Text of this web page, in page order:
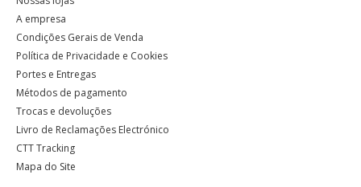
A empresa
Condições Gerais de Venda
Política de Privacidade e Cookies
Portes e Entregas
Métodos de pagamento
Trocas e devoluções
Livro de Reclamações Electrónico
CTT Tracking
Mapa do Site